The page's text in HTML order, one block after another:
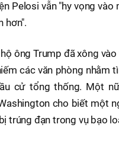
Pelosi vẫn "hy vọng
hơn".
ông Trump đã xông
các văn phòng nhằm
cử tổng thống. Một
cho biết một
trúng đạn trong vụ bạo